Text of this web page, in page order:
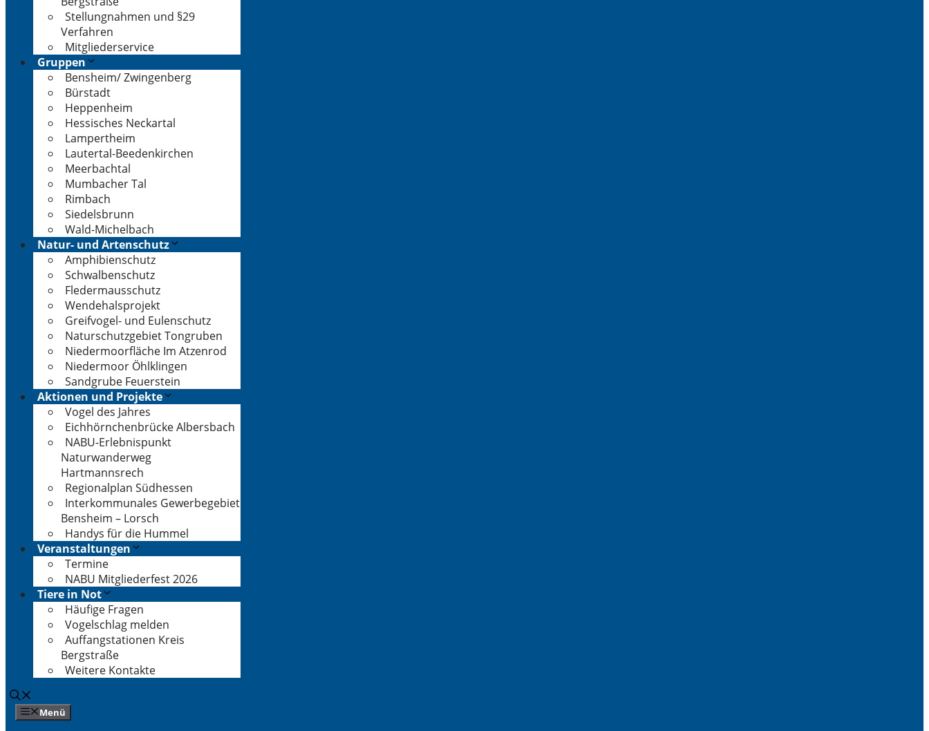
Stellungnahmen und §29
Verfahren
Mitgliederservice
Gruppen
Bensheim/ Zwingenberg
Bürstadt
Heppenheim
Hessisches Neckartal
Lampertheim
Lautertal-Beedenkirchen
Meerbachtal
Mumbacher Tal
Rimbach
Siedelsbrunn
Wald-Michelbach
Natur- und Artenschutz
Amphibienschutz
Schwalbenschutz
Fledermausschutz
Wendehalsprojekt
Greifvogel- und Eulenschutz
Naturschutzgebiet Tongruben
Niedermoorfläche Im Atzenrod
Niedermoor Öhlklingen
Sandgrube Feuerstein
Aktionen und Projekte
Vogel des Jahres
Eichhörnchenbrücke Albersbach
NABU-Erlebnispunkt
Naturwanderweg
Hartmannsrech
Regionalplan Südhessen
Interkommunales Gewerbegebiet
Bensheim – Lorsch
Handys für die Hummel
Veranstaltungen
Termine
NABU Mitgliederfest 2026
Tiere in Not
Häufige Fragen
Vogelschlag melden
Auffangstationen Kreis
Bergstraße
Weitere Kontakte
Menü